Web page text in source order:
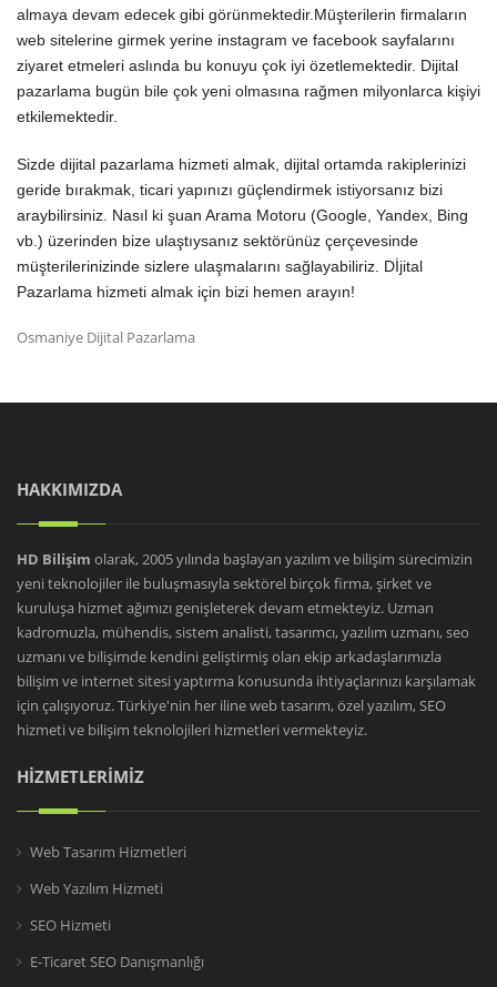
almaya devam edecek gibi görünmektedir. Müşterilerin firmaların
web sitelerine girmek yerine instagram ve facebook sayfalarını
ziyaret etmeleri aslında bu konuyu çok iyi özetlemektedir. Dijital
pazarlama bugün bile çok yeni olmasına rağmen milyonlarca kişiyi
etkilemektedir.
Sizde dijital pazarlama hizmeti almak, dijital ortamda rakiplerinizi
geride bırakmak, ticari yapınızı güçlendirmek istiyorsanız bizi
araybilirsiniz. Nasıl ki şuan Arama Motoru (Google, Yandex, Bing
vb.) üzerinden bize ulaştıysanız sektörünüz çerçevesinde
müşterilerinizinde sizlere ulaşmalarını sağlayabiliriz. Dİjital
Pazarlama hizmeti almak için bizi hemen arayın!
Osmaniye Dijital Pazarlama
HAKKIMIZDA
HD Bilişim olarak, 2005 yılında başlayan yazılım ve bilişim sürecimizin
yeni teknolojiler ile buluşmasıyla sektörel birçok firma, şirket ve
kuruluşa hizmet ağımızı genişleterek devam etmekteyiz. Uzman
kadromuzla, mühendis, sistem analisti, tasarımcı, yazılım uzmanı, seo
uzmanı ve bilişimde kendini geliştirmiş olan ekip arkadaşlarımızla
bilişim ve internet sitesi yaptırma konusunda ihtiyaçlarınızı karşılamak
için çalışıyoruz. Türkiye'nin her iline web tasarım, özel yazılım, SEO
hizmeti ve bilişim teknolojileri hizmetleri vermekteyiz.
HİZMETLERİMİZ
Web Tasarım Hizmetleri
Web Yazılım Hizmeti
SEO Hizmeti
E-Ticaret SEO Danışmanlığı